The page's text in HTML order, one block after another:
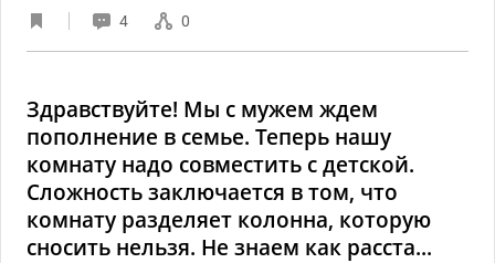
4 0
Здравствуйте! Мы с мужем ждем
пополнение в семье. Теперь нашу
комнату надо совместить с детской.
Сложность заключается в том, что
комнату разделяет колонна, которую
сносить нельзя. Не знаем как расста...